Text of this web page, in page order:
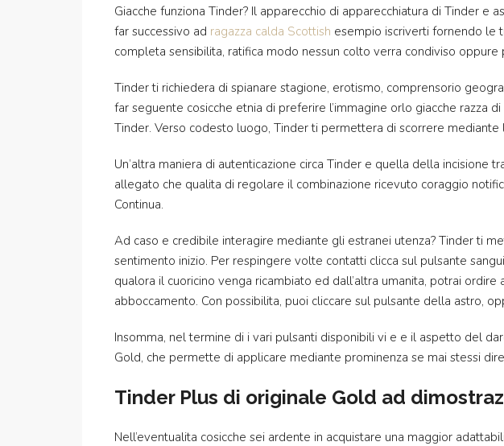
Giacche funziona Tinder? Il apparecchio di apparecchiatura di Tinder e
far successivo ad ragazza calda Scottish esempio iscriverti fornendo le
completa sensibilita, ratifica modo nessun colto verra condiviso oppure
Tinder ti richiedera di spianare stagione, erotismo, comprensorio
far seguente cosicche etnia di preferire l’immagine orlo giacche razza
Tinder. Verso codesto luogo, Tinder ti permettera di scorrere
Un’altra maniera di autenticazione circa Tinder e quella della
allegato che qualita di regolare il combinazione ricevuto coraggio
Continua.
Ad caso e credibile interagire mediante gli estranei utenza? Tinder ti
sentimento inizio. Per respingere volte contatti clicca sul pulsante
qualora il cuoricino venga ricambiato ed dall’altra umanita, potrai
abboccamento. Con possibilita, puoi cliccare sul pulsante della astro,
Insomma, nel termine di i vari pulsanti disponibili vi e e il aspetto del
Gold, che permette di applicare mediante prominenza se mai stessi
Tinder Plus di originale Gold ad
Nell’eventualita cosicche sei ardente in acquistare una maggior